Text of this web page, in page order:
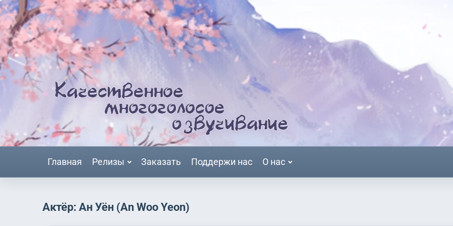
Главная Релизы Заказать Поддержи нас О нас
Актёр: Ан Уён (An Woo Yeon)